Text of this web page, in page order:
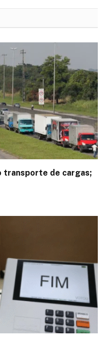
transporte de cargas;